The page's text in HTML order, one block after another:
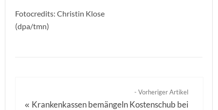
Fotocredits: Christin Klose
(dpa/tmn)
- Vorheriger Artikel
« Krankenkassen bemängeln Kostenschub bei